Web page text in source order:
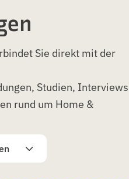
Sie direkt mit der
Studien, Interviews
rund um Home &